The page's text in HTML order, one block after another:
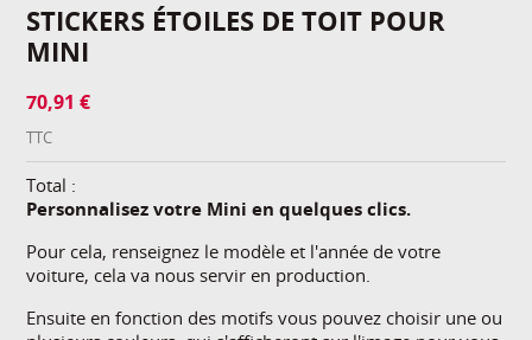
STICKERS ÉTOILES DE TOIT POUR
MINI
70,91 €
TTC
Total :
Personnalisez votre Mini en quelques clics.
Pour cela, renseignez le modèle et l'année de votre
voiture, cela va nous servir en production.
Ensuite en fonction des motifs vous pouvez choisir une ou